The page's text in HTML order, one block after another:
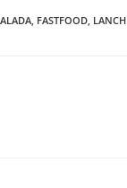
, FASTFOOD,